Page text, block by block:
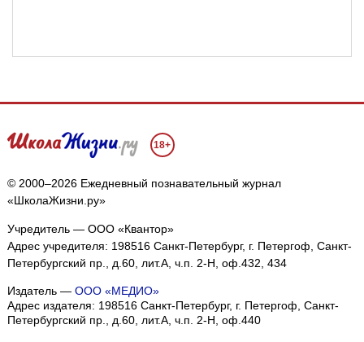
18+
© 2000–2026 Ежедневный познавательный журнал
«ШколаЖизни.ру»
Учредитель — ООО «Квантор»
Адрес учредителя: 198516 Санкт-Петербург, г. Петергоф, Санкт-
Петербургский пр., д.60, лит.А, ч.п. 2-Н, оф.432, 434
Издатель — ООО «МЕДИО»
Адрес издателя: 198516 Санкт-Петербург, г. Петергоф, Санкт-
Петербургский пр., д.60, лит.А, ч.п. 2-Н, оф.440